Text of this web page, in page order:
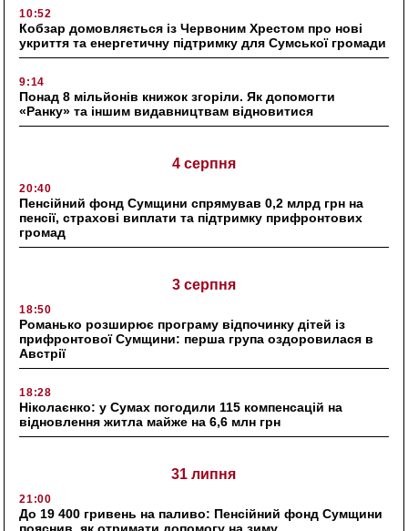
10:52
Кобзар домовляється із Червоним Хрестом про нові
укриття та енергетичну підтримку для Сумської громади
9:14
Понад 8 мільйонів книжок згоріли. Як допомогти
«Ранку» та іншим видавництвам відновитися
4 серпня
20:40
Пенсійний фонд Сумщини спрямував 0,2 млрд грн на
пенсії, страхові виплати та підтримку прифронтових
громад
3 серпня
18:50
Романько розширює програму відпочинку дітей із
прифронтової Сумщини: перша група оздоровилася в
Австрії
18:28
Ніколаєнко: у Сумах погодили 115 компенсацій на
відновлення житла майже на 6,6 млн грн
31 липня
21:00
До 19 400 гривень на паливо: Пенсійний фонд Сумщини